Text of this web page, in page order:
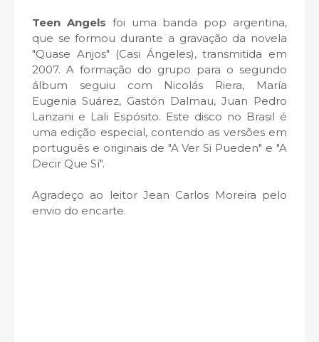
Teen Angels foi uma banda pop argentina,
que se formou durante a gravação da novela
"Quase Anjos" (Casi Ángeles), transmitida em
2007. A formação do grupo para o segundo
álbum seguiu com Nicolás Riera, María
Eugenia Suárez, Gastón Dalmau, Juan Pedro
Lanzani e Lali Espósito. Este disco no Brasil é
uma edição especial, contendo as versões em
português e originais de "A Ver Si Pueden" e "A
Decir Que Sí".
Agradeço ao leitor Jean Carlos Moreira pelo
envio do encarte.